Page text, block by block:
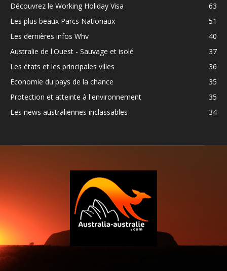
Découvrez le Working Holiday Visa
63
Les plus beaux Parcs Nationaux
51
Les dernières infos Whv
40
Australie de l'Ouest - Sauvage et isolé
37
Les états et les principales villes
36
Economie du pays de la chance
35
Protection et atteinte à l'environnement
35
Les news australiennes inclassables
34